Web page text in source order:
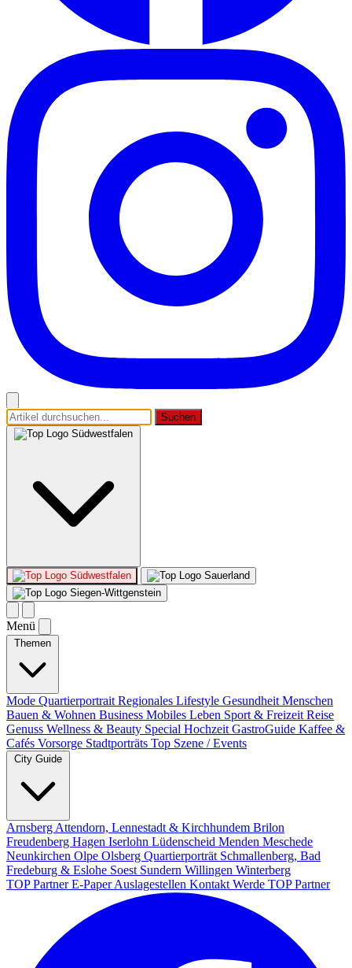
Suchen
Südwestfalen
Südwestfalen
Sauerland
Siegen-Wittgenstein
Menü
Themen
Mode Quartierportrait Regionales Lifestyle Gesundheit Menschen
Bauen & Wohnen Business Mobiles Leben Sport & Freizeit Reise
Genuss Wellness & Beauty Special Hochzeit GastroGuide Kaffee &
Cafés Vorsorge Stadtporträts Top Szene / Events
City Guide
Arnsberg Attendorn, Lennestadt & Kirchhundem Brilon
Freudenberg Hagen Iserlohn Lüdenscheid Menden Meschede
Neunkirchen Olpe Olsberg Quartierporträt Schmallenberg, Bad
Fredeburg & Eslohe Soest Sundern Willingen Winterberg
TOP PartnerE-PaperAuslagestellen Kontakt Werde TOP Partner